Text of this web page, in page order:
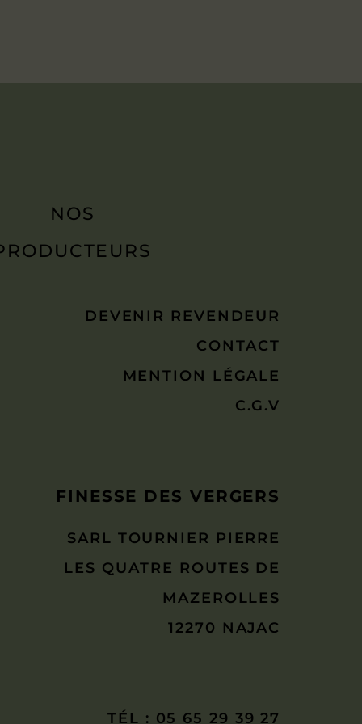
NOS
DEVENIR REVENDEUR
CONTACT
MENTION LÉGALE
C.G.V
FINESSE DES VERGERS
SARL TOURNIER PIERRE
LES QUATRE ROUTES DE
MAZEROLLES
12270 NAJAC
TÉL : 05 65 29 39 27